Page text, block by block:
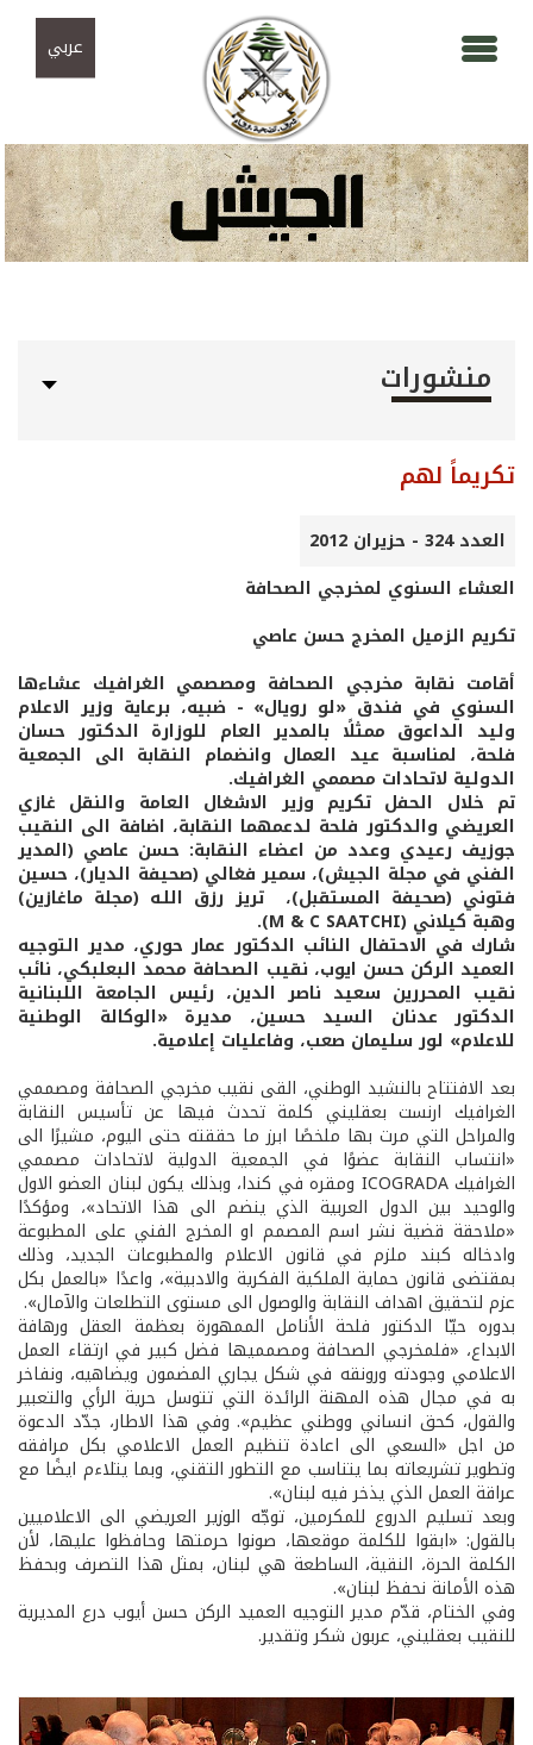
عربي
منشورات
تكريماً لهم
العدد 324 - حزيران 2012
العشاء السنوي لمخرجي الصحافة
تكريم الزميل المخرج حسن عاصي
أقامت نقابة مخرجي الصحافة ومصصمي الغرافيك عشاءها
السنوي في فندق «لو رويال» - ضبيه، برعاية وزير الاعلام
وليد الداعوق ممثلًا بالمدير العام للوزارة الدكتور حسان
فلحة، لمناسبة عيد العمال وانضمام النقابة الى الجمعية
الدولية لاتحادات مصممي الغرافيك.
تم خلال الحفل تكريم وزير الاشغال العامة والنقل غازي
العريضي والدكتور فلحة لدعمهما النقابة، اضافة الى النقيب
جوزيف رعيدي وعدد من اعضاء النقابة: حسن عاصي (المدير
الفني في مجلة الجيش)، سمير فغالي (صحيفة الديار)، حسين
فتوني (صحيفة المستقبل)، تريز رزق اللـه (مجلة ماغازين)
وهبة كيلاني (M & C SAATCHI).
شارك في الاحتفال النائب الدكتور عمار حوري، مدير التوجيه
العميد الركن حسن ايوب، نقيب الصحافة محمد البعلبكي، نائب
نقيب المحررين سعيد ناصر الدين، رئيس الجامعة اللبنانية
الدكتور عدنان السيد حسين، مديرة «الوكالة الوطنية
للاعلام» لور سليمان صعب، وفاعليات إعلامية.
بعد الافتتاح بالنشيد الوطني، القى نقيب مخرجي الصحافة ومصممي
الغرافيك ارنست بعقليني كلمة تحدث فيها عن تأسيس النقابة
والمراحل التي مرت بها ملخصًا ابرز ما حققته حتى اليوم، مشيرًا الى
«انتساب النقابة عضوًا في الجمعية الدولية لاتحادات مصممي
الغرافيك ICOGRADA ومقره في كندا، وبذلك يكون لبنان العضو الاول
والوحيد بين الدول العربية الذي ينضم الى هذا الاتحاد»، ومؤكدًا
«ملاحقة قضية نشر اسم المصمم او المخرج الفني على المطبوعة
وادخاله كبند ملزم في قانون الاعلام والمطبوعات الجديد، وذلك
بمقتضى قانون حماية الملكية الفكرية والادبية»، واعدًا «بالعمل بكل
عزم لتحقيق اهداف النقابة والوصول الى مستوى التطلعات والآمال».
بدوره حيّا الدكتور فلحة الأنامل الممهورة بعظمة العقل ورهافة
الابداع، «فلمخرجي الصحافة ومصمميها فضل كبير في ارتقاء العمل
الاعلامي وجودته ورونقه في شكل يجاري المضمون ويضاهيه، ونفاخر
به في مجال هذه المهنة الرائدة التي تتوسل حرية الرأي والتعبير
والقول، كحق انساني ووطني عظيم». وفي هذا الاطار، جدّد الدعوة
من اجل «السعي الى اعادة تنظيم العمل الاعلامي بكل مرافقه
وتطوير تشريعاته بما يتناسب مع التطور التقني، وبما يتلاءم ايضًا مع
عراقة العمل الذي يذخر فيه لبنان».
وبعد تسليم الدروع للمكرمين، توجّه الوزير العريضي الى الاعلاميين
بالقول: «ابقوا للكلمة موقعها، صونوا حرمتها وحافظوا عليها، لأن
الكلمة الحرة، النقية، الساطعة هي لبنان، بمثل هذا التصرف وبحفظ
هذه الأمانة نحفظ لبنان».
وفي الختام، قدّم مدير التوجيه العميد الركن حسن أيوب درع المديرية
للنقيب بعقليني، عربون شكر وتقدير.